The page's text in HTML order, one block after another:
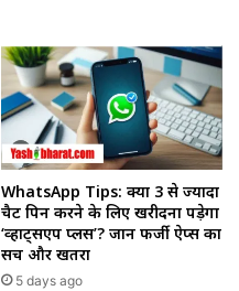
WhatsApp Tips: क्या 3 से ज्यादा
चैट पिन करने के लिए खरीदना पड़ेगा
‘व्हाट्सएप प्लस’? जानें फर्जी ऐप्स का
सच और खतरा
5 days ago